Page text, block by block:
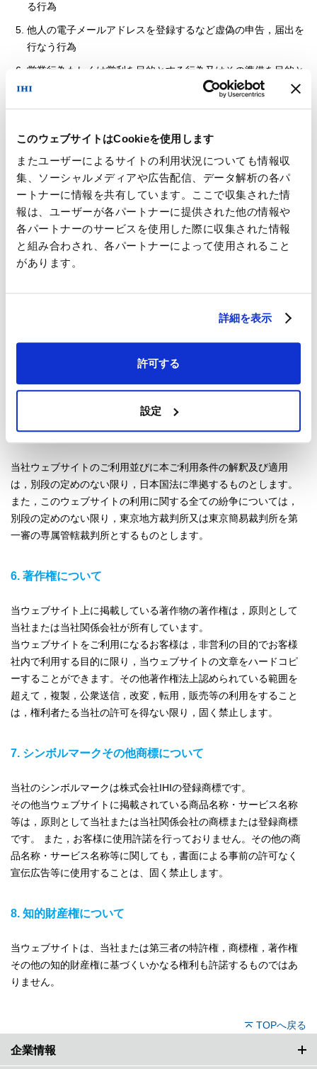
このウェブサイトはCookieを使用します
またユーザーによるサイトの利用状況についても情報収
集、ソーシャルメディアや広告配信、データ解析の各パ
ートナーに情報を共有しています。ここで収集された情
報は、ユーザーが各パートナーに提供された他の情報や
各パートナーのサービスを使用した際に収集された情報
と組み合わされ、各パートナーによって使用されること
があります。
詳細を表示
許可する
設定
る行為
他人の電子メールアドレスを登録するなど虚偽の申告，届出を
行なう行為
営業行為もしくは営利を目的とする行為又はその準備を目的と
する行為
第三者もしくは当社の名誉もしくは信用を毀損する行為
コンピューターウイルスなど有害なプログラムを使用もしくは
その他，法律，法令もしくは条例に違反する行為又はそのおそ
れのある行為
その他，当社が不適切だと判断する行為
4. リンクについて
ものではなく，第三者のウェブサイト利用によってウェブサイト
閲覧者に生じたいかなる責任も負うものではありません。 リンク
に際しては，当社ロゴの使用を禁止します。
なければなりません。
5. 準拠法及び裁判管轄について
当社ウェブサイトのご利用並びに本ご利用条件の解釈及び適用
は，別段の定めのない限り，日本国法に準拠するものとします。
また，このウェブサイトの利用に関する全ての紛争については，
別段の定めのない限り，東京地方裁判所又は東京簡易裁判所を第
一審の専属管轄裁判所とするものとします。
6. 著作権について
当ウェブサイト上に掲載している著作物の著作権は，原則として
当社または当社関係会社が所有しています。
当ウェブサイトをご利用になるお客様は，非営利の目的でお客様
社内で利用する目的に限り，当ウェブサイトの文章をハードコピ
ーすることができます。その他著作権法上認められている範囲を
超えて，複製，公衆送信，改変，転用，販売等の利用をすること
は，権利者たる当社の許可を得ない限り，固く禁止します。
7. シンボルマークその他商標について
当社のシンボルマークは株式会社IHIの登録商標です。
その他当ウェブサイトに掲載されている商品名称・サービス名称
等は，原則として当社または当社関係会社の商標または登録商標
です。 また，お客様に使用許諾を行っておりません。その他の商
品名称・サービス名称等に関しても，書面による事前の許可なく
宣伝広告等に使用することは、固く禁止します。
8. 知的財産権について
当ウェブサイトは、当社または第三者の特許権，商標権，著作権
その他の知的財産権に基づくいかなる権利も許諾するものではあ
りません。
TOPへ戻る
企業情報